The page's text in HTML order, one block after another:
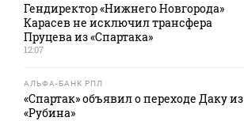
Гендиректор «Нижнего Новгорода»
Карасев не исключил трансфера
Пруцева из «Спартака»
12:07
АЛЬФА-БАНК РПЛ
«Спартак» объявил о переходе Даку из
«Рубина»